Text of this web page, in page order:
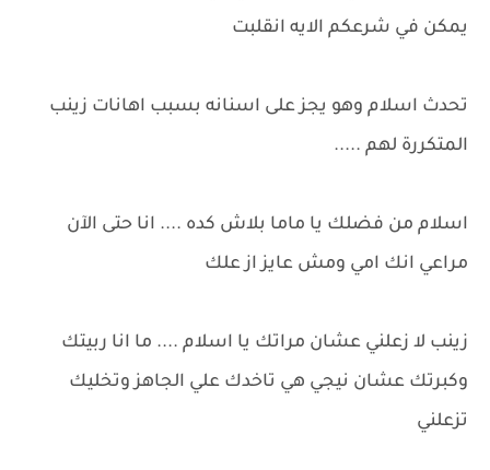
يمكن في شرعكم الايه انقلبت
تحدث اسلام وهو يجز على اسنانه بسبب اهانات زينب
المتكررة لهم .....
اسلام من فضلك يا ماما بلاش كده .... انا حتى الآن
مراعي انك امي ومش عايز از علك
زينب لا زعلني عشان مراتك يا اسلام .... ما انا ربيتك
وكبرتك عشان نيجي هي تاخدك علي الجاهز وتخليك
تزعلني